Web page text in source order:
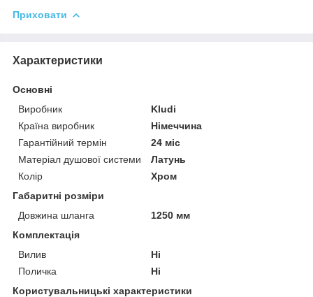
Приховати
Характеристики
Основні
Виробник
Kludi
Країна виробник
Німеччина
Гарантійний термін
24 міс
Матеріал душової системи
Латунь
Колір
Хром
Габаритні розміри
Довжина шланга
1250 мм
Комплектація
Вилив
Ні
Поличка
Ні
Користувальницькі характеристики